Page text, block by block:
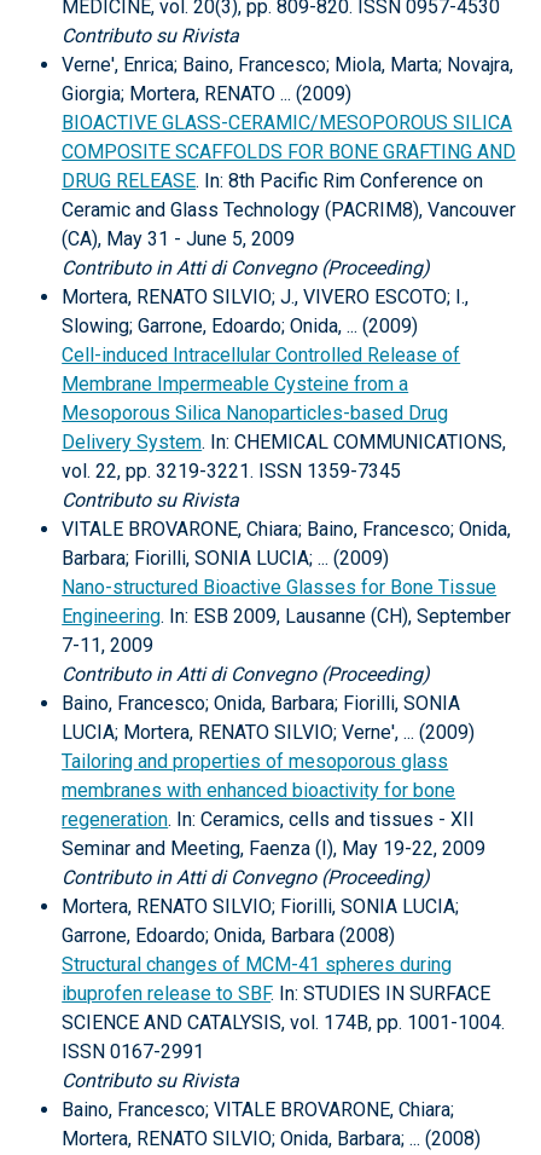
MEDICINE, vol. 20(3), pp. 809-820. ISSN 0957-4530
Contributo su Rivista
Verne', Enrica; Baino, Francesco; Miola, Marta; Novajra,
Giorgia; Mortera, RENATO ... (2009)
BIOACTIVE GLASS-CERAMIC/MESOPOROUS SILICA
COMPOSITE SCAFFOLDS FOR BONE GRAFTING AND
DRUG RELEASE. In: 8th Pacific Rim Conference on
Ceramic and Glass Technology (PACRIM8), Vancouver
(CA), May 31 - June 5, 2009
Contributo in Atti di Convegno (Proceeding)
Mortera, RENATO SILVIO; J., VIVERO ESCOTO; I.,
Slowing; Garrone, Edoardo; Onida, ... (2009)
Cell-induced Intracellular Controlled Release of
Membrane Impermeable Cysteine from a
Mesoporous Silica Nanoparticles-based Drug
Delivery System. In: CHEMICAL COMMUNICATIONS,
vol. 22, pp. 3219-3221. ISSN 1359-7345
Contributo su Rivista
VITALE BROVARONE, Chiara; Baino, Francesco; Onida,
Barbara; Fiorilli, SONIA LUCIA; ... (2009)
Nano-structured Bioactive Glasses for Bone Tissue
Engineering. In: ESB 2009, Lausanne (CH), September
7-11, 2009
Contributo in Atti di Convegno (Proceeding)
Baino, Francesco; Onida, Barbara; Fiorilli, SONIA
LUCIA; Mortera, RENATO SILVIO; Verne', ... (2009)
Tailoring and properties of mesoporous glass
membranes with enhanced bioactivity for bone
regeneration. In: Ceramics, cells and tissues - XII
Seminar and Meeting, Faenza (I), May 19-22, 2009
Contributo in Atti di Convegno (Proceeding)
Mortera, RENATO SILVIO; Fiorilli, SONIA LUCIA;
Garrone, Edoardo; Onida, Barbara (2008)
Structural changes of MCM-41 spheres during
ibuprofen release to SBF. In: STUDIES IN SURFACE
SCIENCE AND CATALYSIS, vol. 174B, pp. 1001-1004.
ISSN 0167-2991
Contributo su Rivista
Baino, Francesco; VITALE BROVARONE, Chiara;
Mortera, RENATO SILVIO; Onida, Barbara; ... (2008)